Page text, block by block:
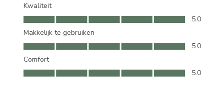
Kwaliteit
Kwaliteit, 5.0 van 5
5.0
Makkelijk te gebruiken
Makkelijk te gebruiken, 5.0 van 5
5.0
Comfort
Comfort, 5.0 van 5
5.0